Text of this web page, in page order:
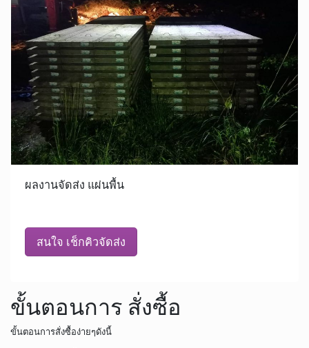
ผลงานจัดส่ง แผ่นพื้น
สนใจ เช็กคิวจัดส่ง
ขั้นตอนการ สั่งซื้อ
ขั้นตอนการสั่งซื้อง่ายๆดังนี้